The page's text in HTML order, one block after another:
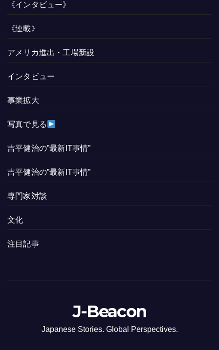
《インタビュー》
《連載》
アメリカ進出・工場新設
インタビュー
事業拡大
写真で見る
吉平健治の”最新IT事情”
吉平健治の”最新IT事情”
専門家対談
文化
注目記事
J-Beacon
Japanese Stories. Global Perspectives.